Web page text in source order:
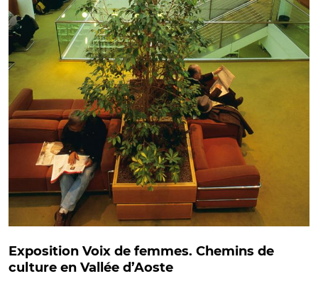
Exposition Voix de femmes. Chemins de
culture en Vallée d’Aoste